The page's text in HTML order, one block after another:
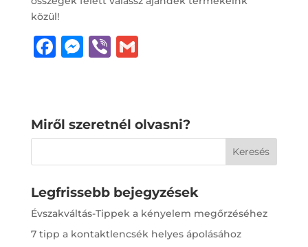
közül!
F
e
b
k
M
n
r
Vi G
Miről szeretnél olvasni?
Legfrissebb bejegyzések
Évszakváltás-Tippek a kényelem megőrzéséhez
7 tipp a kontaktlencsék helyes ápolásához